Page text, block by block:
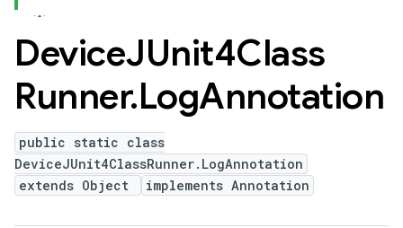
DeviceJUnit4Class
Runner.LogAnnotation
public static class
DeviceJUnit4ClassRunner.LogAnnotation
extends Object
implements Annotation